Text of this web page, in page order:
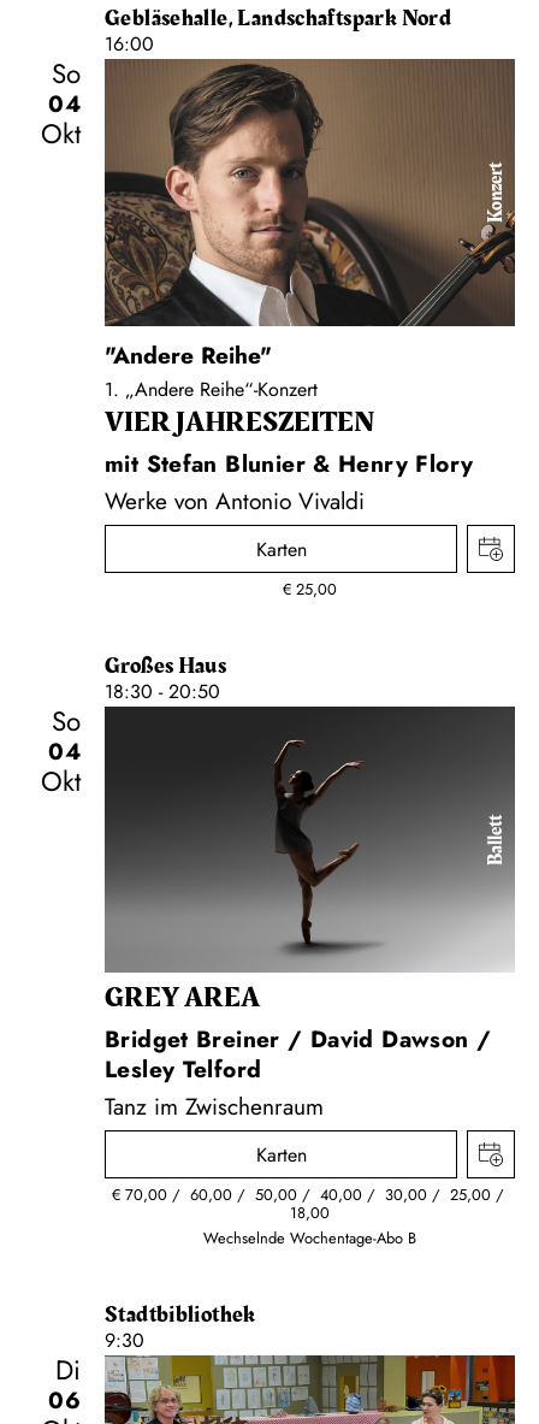
Gebläsehalle, Landschaftspark Nord
16:00
So
04
Okt
Konzert
"Andere Reihe"
1. „Andere Reihe“-Konzert
VIER JAHRESZEITEN
mit Stefan Blunier & Henry Flory
Werke von Antonio Vivaldi
Karten
€ 25,00
Großes Haus
18:30 - 20:50
So
04
Okt
Ballett
GREY AREA
Bridget Breiner / David Dawson /
Lesley Telford
Tanz im Zwischenraum
Karten
€ 70,00 60,00 50,00 40,00 30,00 25,00
18,00
Wechselnde Wochentage-Abo B
Stadtbibliothek
9:30
Di
06